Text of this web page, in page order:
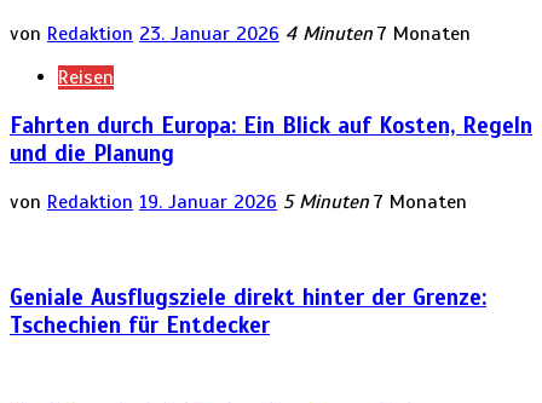
von Redaktion 23. Januar 2026 4 Minuten 7 Monaten
Reisen
Fahrten durch Europa: Ein Blick auf Kosten, Regeln
und die Planung
von Redaktion 19. Januar 2026 5 Minuten 7 Monaten
Geniale Ausflugsziele direkt hinter der Grenze:
Tschechien für Entdecker